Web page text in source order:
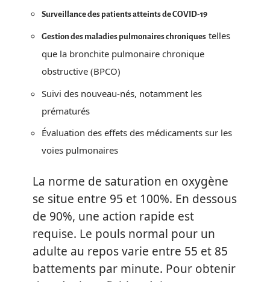
Surveillance des patients atteints de COVID-19
Gestion des maladies pulmonaires chroniques telles
que la bronchite pulmonaire chronique
obstructive (BPCO)
Suivi des nouveau-nés, notamment les
prématurés
Évaluation des effets des médicaments sur les
voies pulmonaires
La norme de saturation en oxygène
se situe entre 95 et 100%. En dessous
de 90%, une action rapide est
requise. Le pouls normal pour un
adulte au repos varie entre 55 et 85
battements par minute. Pour obtenir